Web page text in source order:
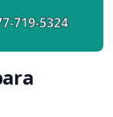
719-5324